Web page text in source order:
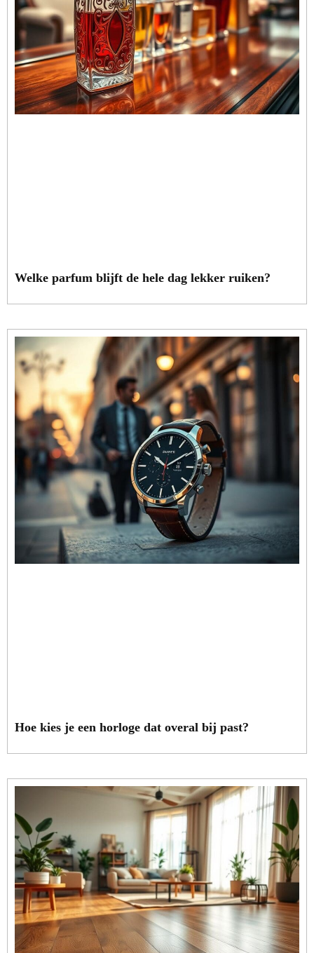
Welke parfum blijft de hele dag lekker ruiken?
Hoe kies je een horloge dat overal bij past?